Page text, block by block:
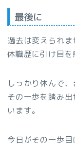
最後に
過去は変えられま
休職歴に引け目を
しっかり休んで、
その一歩を踏み
います。
今日がその一歩